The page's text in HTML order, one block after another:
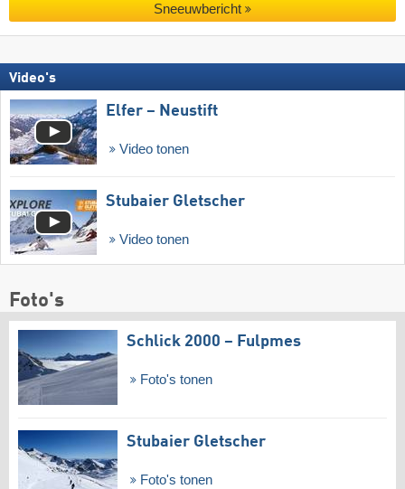
Sneeuwbericht
Video's
Elfer – Neustift
Video tonen
Stubaier Gletscher
Video tonen
Foto's
Schlick 2000 – Fulpmes
Foto's tonen
Stubaier Gletscher
Foto's tonen